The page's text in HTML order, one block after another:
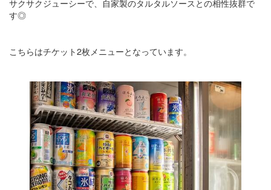
サクサクジューシーで、自家製のタルタルソースとの相性抜群で
す◎
こちらはチケット2枚メニューとなっています。